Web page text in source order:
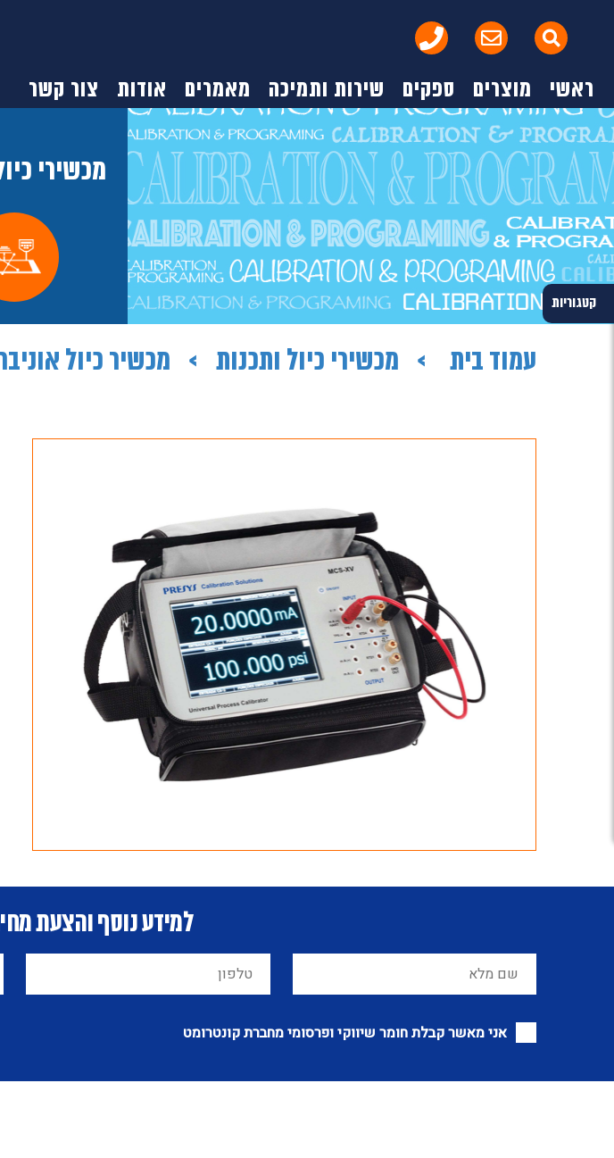
ראשי מוצרים ספקים שירות ותמיכה מאמרים אודות צור קשר
מכשירי
עמוד בית מכשירי כיול ותכנות מכשיר כיול
קטגוריות
למידע נוסף והצעת
אני מאשר קבלת חומר שיווקי ופרסומי מחברת קונטרומט